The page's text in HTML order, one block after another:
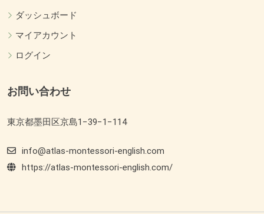
ダッシュボード
マイアカウント
ログイン
お問い合わせ
東京都墨田区京島1−39−1−114
info@atlas-montessori-english.com
https://atlas-montessori-english.com/